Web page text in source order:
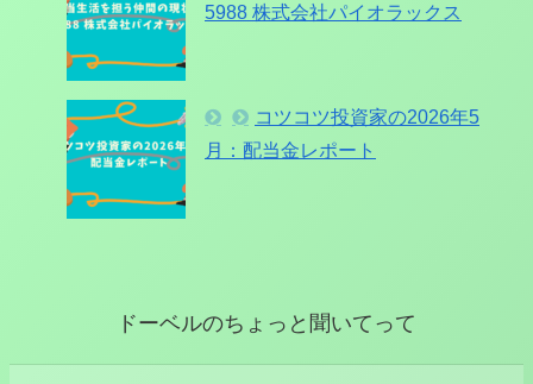
5988 株式会社パイオラックス
コツコツ投資家の2026年5
月：配当金レポート
ドーベルのちょっと聞いてって